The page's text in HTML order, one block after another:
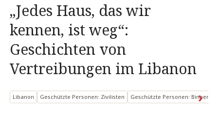
„Jedes Haus, das wir
kennen, ist weg“:
Geschichten von
Vertreibungen im Libanon
Libanon Geschützte Personen: Zivilisten Geschützte Personen: